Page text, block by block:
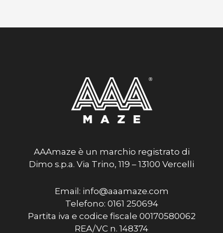
AAAmaze è un marchio registrato di
Dimo s.p.a. Via Trino, 119 – 13100 Vercelli
Email: info@aaamaze.com
Telefono: 0161 250694
Partita iva e codice fiscale 00170580062
REA/VC n. 148374